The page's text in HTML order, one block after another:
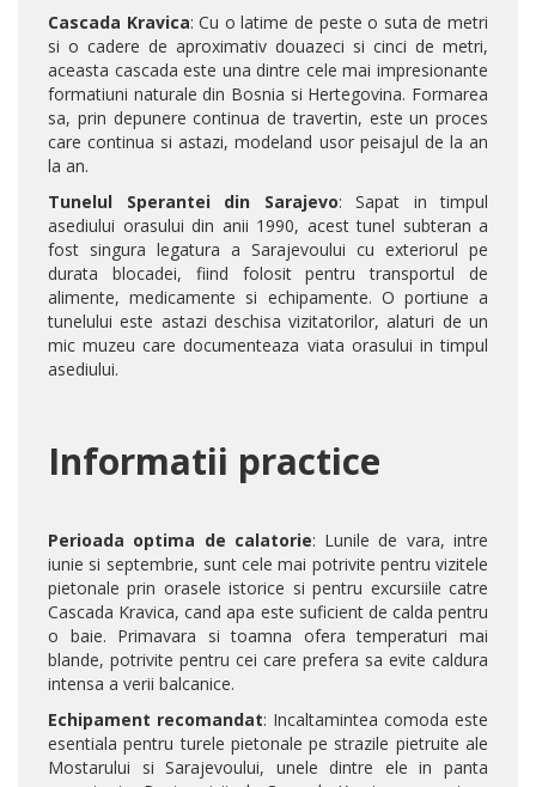
Cascada Kravica: Cu o latime de peste o suta de metri
si o cadere de aproximativ douazeci si cinci de metri,
aceasta cascada este una dintre cele mai impresionante
formatiuni naturale din Bosnia si Hertegovina. Formarea
sa, prin depunere continua de travertin, este un proces
care continua si astazi, modeland usor peisajul de la an
la an.
Tunelul Sperantei din Sarajevo: Sapat in timpul
asediului orasului din anii 1990, acest tunel subteran a
fost singura legatura a Sarajevoului cu exteriorul pe
durata blocadei, fiind folosit pentru transportul de
alimente, medicamente si echipamente. O portiune a
tunelului este astazi deschisa vizitatorilor, alaturi de un
mic muzeu care documenteaza viata orasului in timpul
asediului.
Informatii practice
Perioada optima de calatorie: Lunile de vara, intre
iunie si septembrie, sunt cele mai potrivite pentru vizitele
pietonale prin orasele istorice si pentru excursiile catre
Cascada Kravica, cand apa este suficient de calda pentru
o baie. Primavara si toamna ofera temperaturi mai
blande, potrivite pentru cei care prefera sa evite caldura
intensa a verii balcanice.
Echipament recomandat: Incaltamintea comoda este
esentiala pentru turele pietonale pe strazile pietruite ale
Mostarului si Sarajevoului, unele dintre ele in panta